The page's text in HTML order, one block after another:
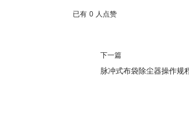
已有 0 人点赞
下一篇
脉冲式布袋除尘器操作规